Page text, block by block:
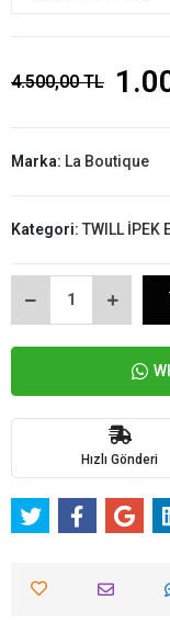
4.500,00 TL
Marka: La Boutique
Kategori: TWILL İPEK
Hızlı Gönderi